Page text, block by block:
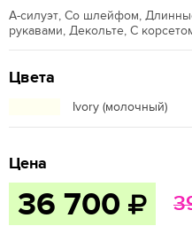
А-силуэт, Со шлейфом,
рукавами, Декольте, С
Цвета
Ivory (молочный)
Цена
36 700